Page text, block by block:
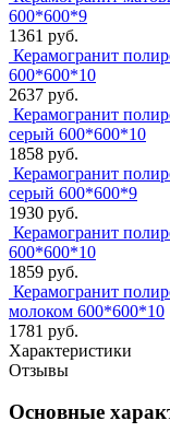
600*600*9
1361 руб.
Керамогранит
600*600*10
2637 руб.
Керамогранит
серый 600*600*10
1858 руб.
Керамогранит
серый 600*600*9
1930 руб.
Керамогранит
600*600*10
1859 руб.
Керамогранит
молоком 600*600*10
1781 руб.
Характеристики
Отзывы
Основные